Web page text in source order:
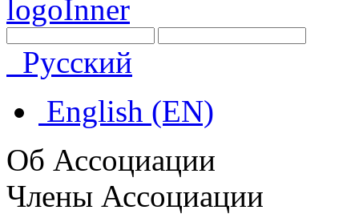
Русский
English (EN)
Об Ассоциации
Члены Ассоциации